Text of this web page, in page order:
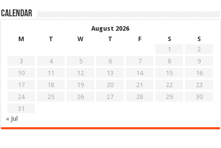
Calendar
August 2026
M
T W T F S
S
1
2
3
4 5 6 7 8
9
10
11 12 13 14 15
16
17
18 19 20 21 22
23
24
25 26 27 28 29
30
31
« Jul